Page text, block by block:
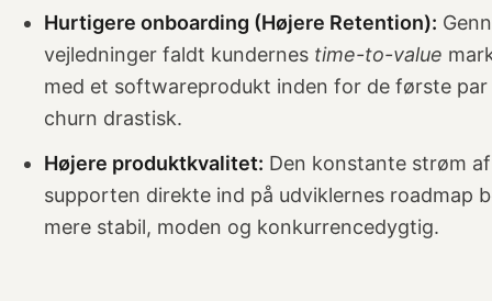
Hurtigere onboarding (Højere Retention):
vejledninger faldt kundernes time-to-value
med et softwareprodukt inden for de første
churn drastisk.
Højere produktkvalitet: Den konstante strøm
supporten direkte ind på udviklernes roadmap
mere stabil, moden og konkurrencedygtig.